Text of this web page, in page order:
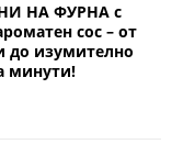
НА ФУРНА с
сос – от
до изумително
минути!